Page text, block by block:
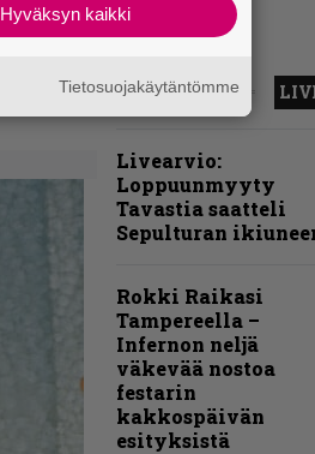
Livearvio:
Loppuunmyyty
Tavastia saatteli
Sepulturan
Rokki Raikasi
Tampereella –
Infernon neljä
väkevää nostoa
festarin
kakkospäivän
esityksistä
Hyväksyn kaikki
Tietosuojakäytäntömme